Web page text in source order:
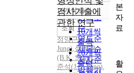
순
인기도
순
연도순
제목순
저자순
발행기
내림차순
10개씩 출력
10개씩
출력
20개씩
출력
조회
검사기술에
관한 연구
정양근(Y.K.
Jung),심병균
(B.K. Shim),양
준석(J.S. Yang),
본
자
료
활